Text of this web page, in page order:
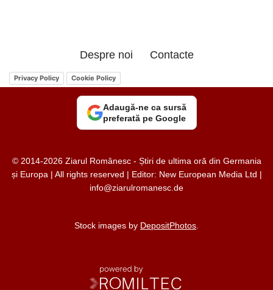
Despre noi Contacte
Privacy Policy Cookie Policy
Adaugă-ne ca sursă
preferată pe Google
© 2014-2026 Ziarul Românesc - Știri de ultima oră din Germania
și Europa | All rights reserved | Editor: New European Media Ltd |
info@ziarulromanesc.de
Stock images by DepositPhotos